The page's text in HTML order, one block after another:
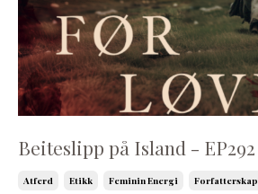
Beiteslipp på Island - EP292
Atferd Etikk Feminin Energi Forfatterskap